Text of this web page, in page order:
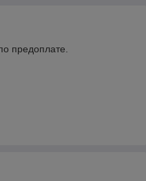
предоплате.